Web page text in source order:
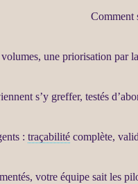
Comment
une priorisation par
s’y greffer, testés
:traçabilité complète,
votre équipe sait les